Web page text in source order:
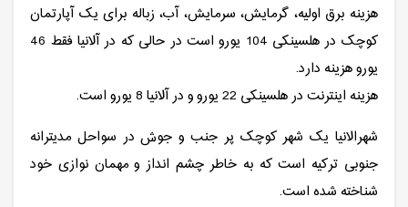
هزینه برق اولیه، گرمایش، سرمایش، آب، زباله برای یک آپارتمان
کوچک در هلسینکی 104 یورو است در حالی که در آلانیا فقط 46
یورو هزینه دارد.
هزینه اینترنت در هلسینکی 22 یورو و در آلانیا 8 یورو است.
شهرالانیا یک شهر کوچک پر جنب و جوش در سواحل مدیترانه
جنوبی ترکیه است که به خاطر چشم انداز و مهمان نوازی خود
شناخته شده است.